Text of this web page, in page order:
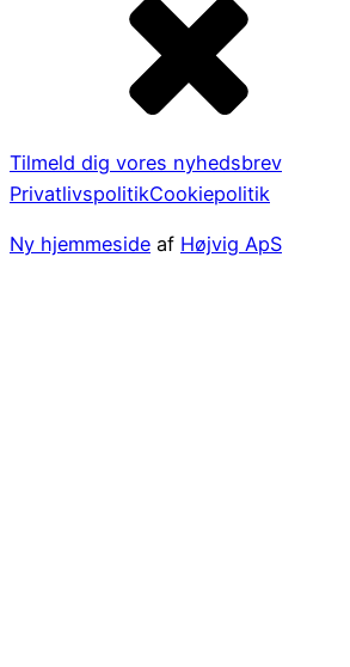
Tilmeld dig vores nyhedsbrev
PrivatlivspolitikCookiepolitik
Ny hjemmeside af Højvig ApS